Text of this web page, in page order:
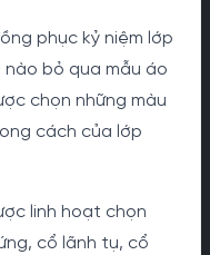
phục kỷ niệm lớp
bỏ qua mẫu áo
chọn những màu
cách của lớp
linh hoạt chọn
cổ lãnh tụ, cổ